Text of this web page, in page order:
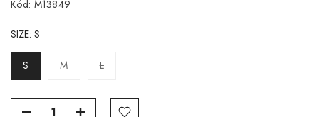
Kód: M13849
SIZE: S
S M L